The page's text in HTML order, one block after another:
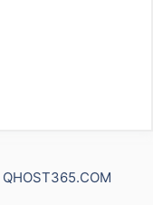
QHOST365.COM